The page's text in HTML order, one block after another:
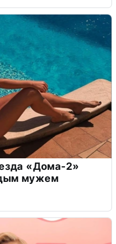
«Дома-2»
мужем